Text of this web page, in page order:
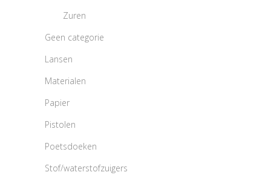
Zuren
Geen categorie
Lansen
Materialen
Papier
Pistolen
Poetsdoeken
Stof/waterstofzuigers